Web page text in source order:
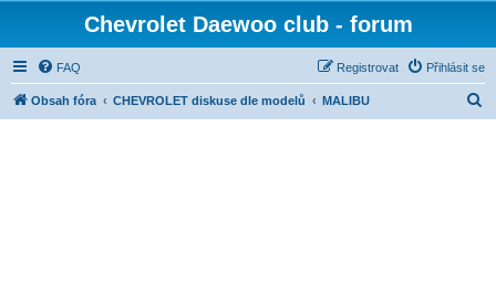
Chevrolet Daewoo club - forum
FAQ Přihlásit se
Registrovat
Obsah fóra CHEVROLET diskuse dle modelů MALIBU